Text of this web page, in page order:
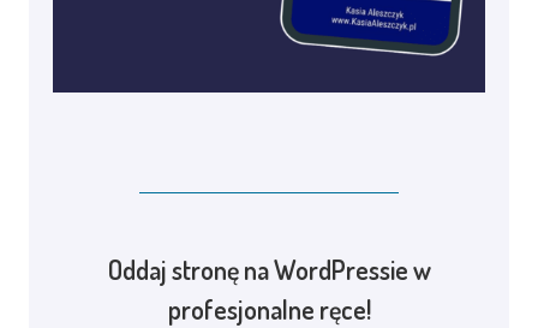
Oddaj stronę na WordPressie w
profesjonalne ręce!